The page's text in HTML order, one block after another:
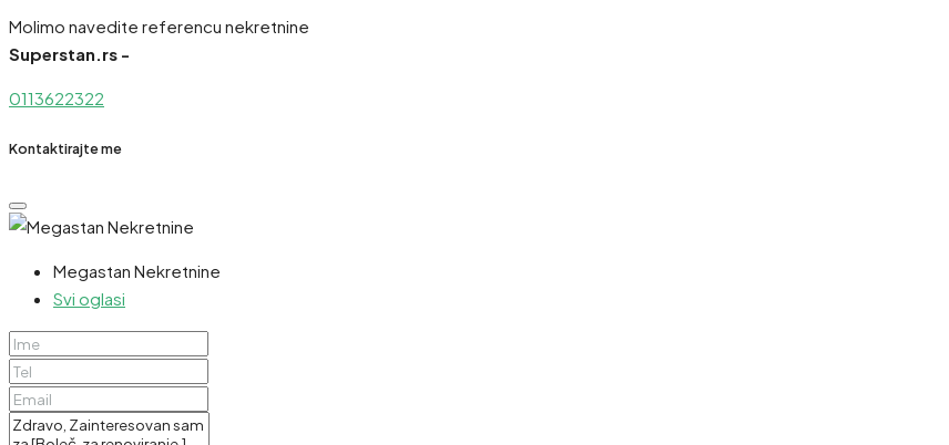
Molimo navedite referencu nekretnine
Superstan.rs -
0113622322
Kontaktirajte me
Megastan Nekretnine
Svi oglasi